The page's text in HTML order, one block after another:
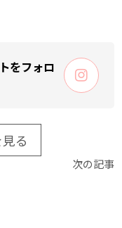
をフォロ
る
次の記事